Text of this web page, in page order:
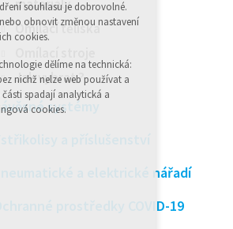
materiály
Omílací tělíska
Jak vybrat ?
systémy
Pneumatické a elektrické nářadí
Ochranné prostředky COVID-19
na našem webu
cookies
souhlasu je dobrovolné.
obnovit změnou nastavení
cookies.
dělíme na technická:
nichž nelze web používat a
spadají analytická a
cookies.